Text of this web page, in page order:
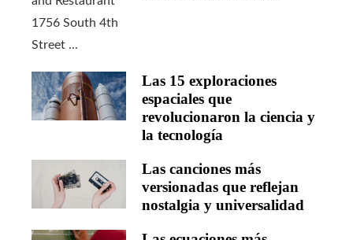
Las 15 exploraciones
espaciales que
revolucionaron la ciencia y
la tecnología
Las canciones más
versionadas que reflejan
nostalgia y universalidad